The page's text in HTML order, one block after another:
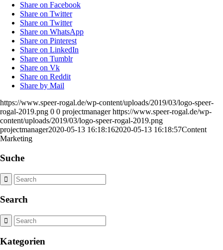
Share on Facebook
Share on Twitter
Share on Twitter
Share on WhatsApp
Share on Pinterest
Share on LinkedIn
Share on Tumblr
Share on Vk
Share on Reddit
Share by Mail
https://www.speer-rogal.de/wp-content/uploads/2019/03/logo-speer-
rogal-2019.png 0 0 projectmanager https://www.speer-rogal.de/wp-
content/uploads/2019/03/logo-speer-rogal-2019.png
projectmanager2020-05-13 16:18:162020-05-13 16:18:57Content
Marketing
Suche
Search
Kategorien